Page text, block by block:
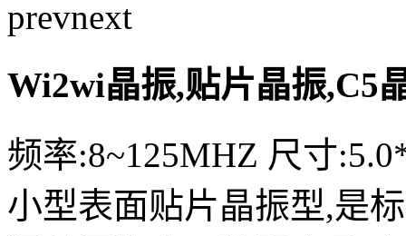
prevnext
Wi2wi晶振,贴片晶振,C5
频率:8~125MHZ 尺寸
小型表面贴片晶振型,是